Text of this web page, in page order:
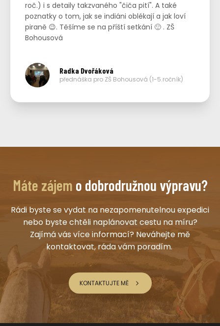
roč.) i s detaily takzvaného "čiča pití". A také
poznatky o tom, jak se indiáni oblékají a jak loví
piraně 😉. Těšíme se na příští setkání 🙂 . ZŠ
Bohousová
Radka Dvořáková
přednáška pro ZŠ Bohousová (1-5.ročník)
Máte zájem o dobrodružnou výpravu?
Rádi byste se vydat na nezapomenutelnou expedici
nebo byste chtěli naplánovat cestu na míru?
Zajímá vás více informací? Neváhejte mě
kontaktovat, ráda vám poradím.
KONTAKTUJTE MĚ